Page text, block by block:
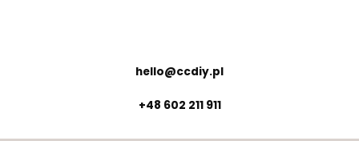
hello@ccdiy.pl
+48 602 211 911